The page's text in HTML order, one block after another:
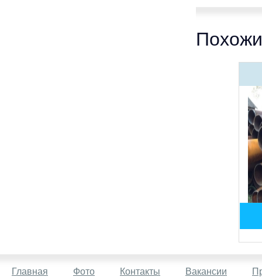
Главная Фото Контакты Вакансии